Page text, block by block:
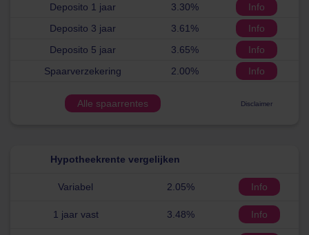
Deposito 1 jaar
3.30%
Info
Deposito 3 jaar
3.61%
Info
Deposito 5 jaar
3.65%
Info
Spaarverzekering
2.00% Info
Alle spaarrentes Disclaimer
Hypotheekrente vergelijken
Variabel 2.05% Info
1 jaar vast 3.48% Info